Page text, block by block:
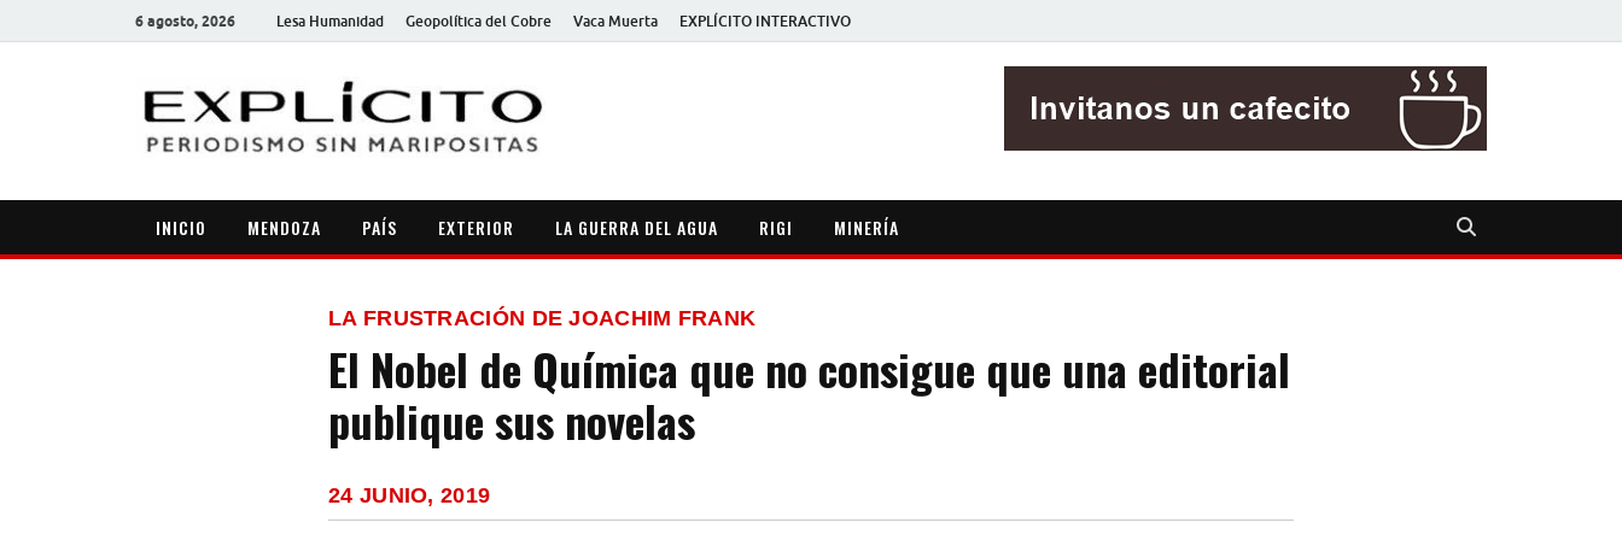
6 agosto, 2026 Lesa Humanidad Geopolítica del Cobre Vaca Muerta EXPLÍCITO INTERACTIVO
INICIO MENDOZA PAÍS EXTERIOR LA GUERRA DEL AGUA RIGI MINERÍA
LA FRUSTRACIÓN DE JOACHIM FRANK
El Nobel de Química que no consigue que una editorial
publique sus novelas
24 JUNIO, 2019